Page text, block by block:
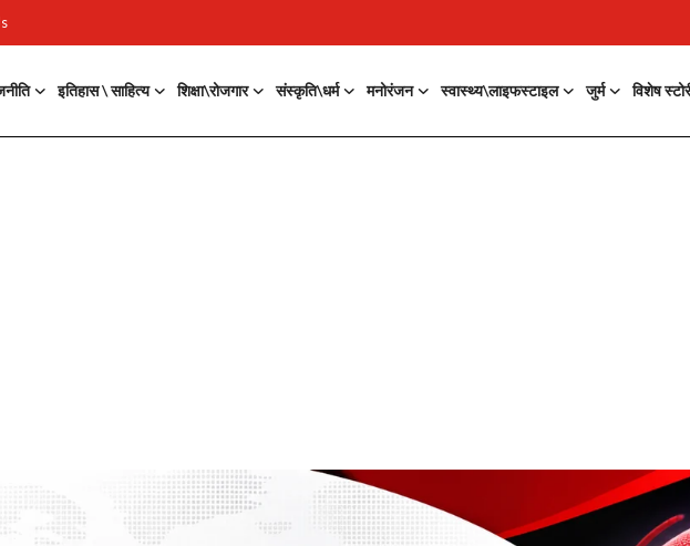
इतिहास \ साहित्य शिक्षा\रोजगार संस्कृति\धर्म मनोरंजन स्वास्थ्य\लाइफस्टाइल जुर्म विशेष